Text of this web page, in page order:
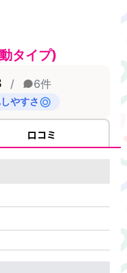
タイプ)
/ 6件
やすさ
口コミ